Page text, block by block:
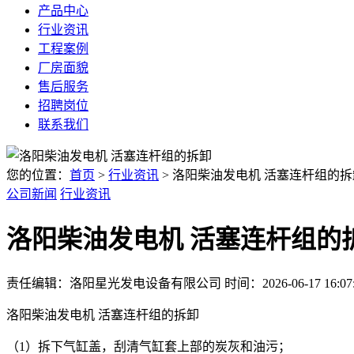
产品中心
行业资讯
工程案例
厂房面貌
售后服务
招聘岗位
联系我们
您的位置： 首页 > 行业资讯 > 洛阳柴油发电机 活塞连杆组的拆
公司新闻 行业资讯
洛阳柴油发电机 活塞连杆组的
责任编辑：洛阳星光发电设备有限公司 时间：2026-06-17
洛阳柴油发电机 活塞连杆组的拆卸
（1）拆下气缸盖，刮清气缸套上部的炭灰和油污；